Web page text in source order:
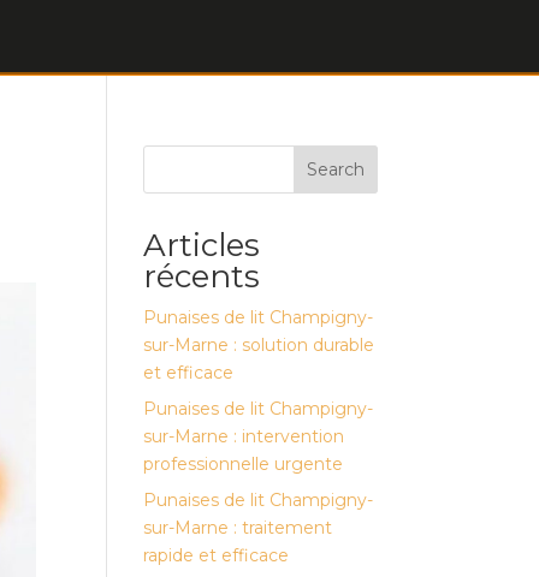
Search
Articles
récents
Punaises de lit Champigny-
sur-Marne : solution durable
et efficace
Punaises de lit Champigny-
sur-Marne : intervention
professionnelle urgente
Punaises de lit Champigny-
sur-Marne : traitement
rapide et efficace